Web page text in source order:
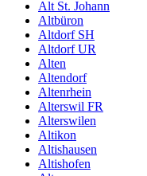
Alt St. Johann
Altbüron
Altdorf SH
Altdorf UR
Alten
Altendorf
Altenrhein
Alterswil FR
Alterswilen
Altikon
Altishausen
Altishofen